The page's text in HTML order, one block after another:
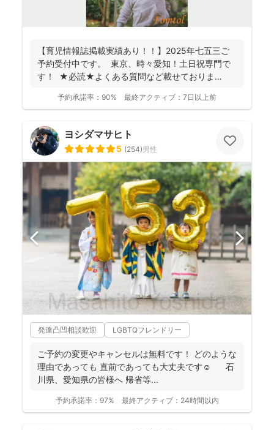
【育児情報誌掲載実績あり！！】2025年七五三ご
予約受付中です。 東京、時々愛知！土日祝専門で
す！ ★必読★よくある質問など載せておりま
予約承諾率： 90% 最終アクティブ： 7日以上前
ヨシダマサヒト
5 (254)男性
発達凸凹相談歓迎 LGBTQフレンドリー
ご予約の変更やキャンセルは無料です！ どのような
理由であっても 直前であっても大丈夫です☺️ 石
川県、愛知県の皆様へ 帰省等...
予約承諾率： 97% 最終アクティブ： 24時間以内